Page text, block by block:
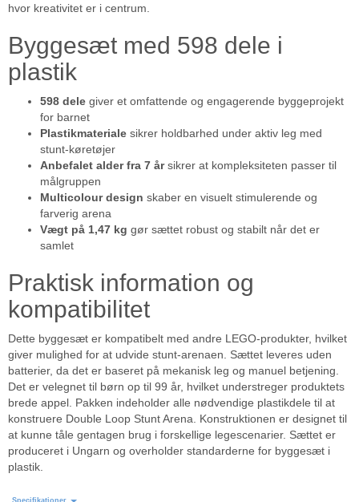
hvor kreativitet er i centrum.
Byggesæt med 598 dele i
plastik
598 dele giver et omfattende og engagerende byggeprojekt
for barnet
Plastikmateriale sikrer holdbarhed under aktiv leg med
stunt-køretøjer
Anbefalet alder fra 7 årsikrer at kompleksiteten passer til
målgruppen
Multicolour design skaber en visuelt stimulerende og
farverig arena
Vægt på 1,47 kg gør sættet robust og stabilt når det er
samlet
Praktisk information og
kompatibilitet
Dette byggesæt er kompatibelt med andre LEGO-produkter, hvilket
giver mulighed for at udvide stunt-arenaen. Sættet leveres uden
batterier, da det er baseret på mekanisk leg og manuel betjening.
Det er velegnet til børn op til 99 år, hvilket understreger produktets
brede appel. Pakken indeholder alle nødvendige plastikdele til at
konstruere Double Loop Stunt Arena. Konstruktionen er designet til
at kunne tåle gentagen brug i forskellige legescenarier. Sættet er
produceret i Ungarn og overholder standarderne for byggesæt i
plastik.